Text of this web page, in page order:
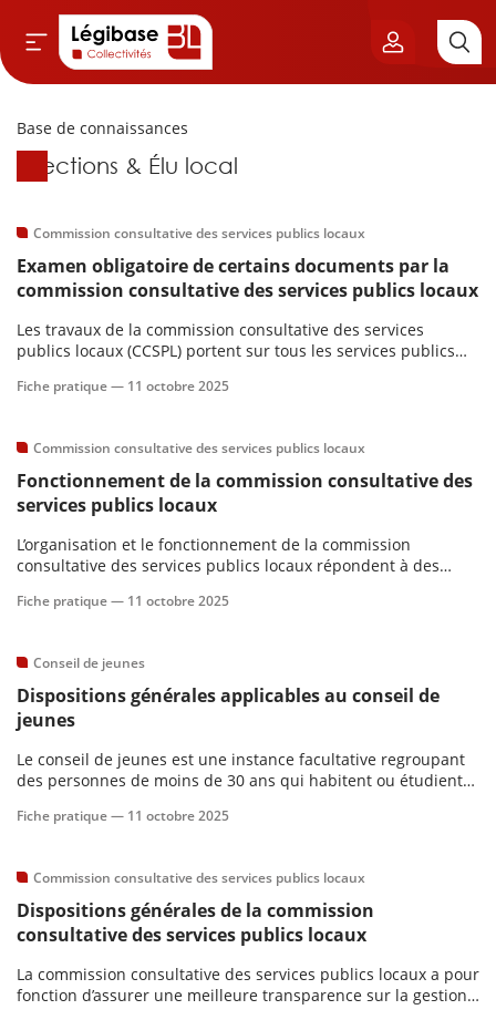
& Cimetières
& Élu local
& Finances locales
publique
Base de connaissances
Base de connaissances
Élections & Élu local
Commission consultative des services publics locaux
Examen obligatoire de certains documents par la
commission consultative des services publics locaux
Les travaux de la commission consultative des services
publics locaux (CCSPL) portent sur tous les services publics
Fiche pratique — 11 octobre 2025
Commission consultative des services publics locaux
Fonctionnement de la commission consultative des
services publics locaux
L’organisation et le fonctionnement de la commission
consultative des services publics locaux répondent à des
Fiche pratique — 11 octobre 2025
Conseil de jeunes
Dispositions générales applicables au conseil de
jeunes
Le conseil de jeunes est une instance facultative regroupant
des personnes de moins de 30 ans qui habitent ou étudient
ou formule des propositions sur les décisions relevant
Fiche pratique — 11 octobre 2025
Commission consultative des services publics locaux
Dispositions générales de la commission
consultative des services publics locaux
La commission consultative des services publics locaux a pour
fonction d’assurer une meilleure transparence sur la gestion